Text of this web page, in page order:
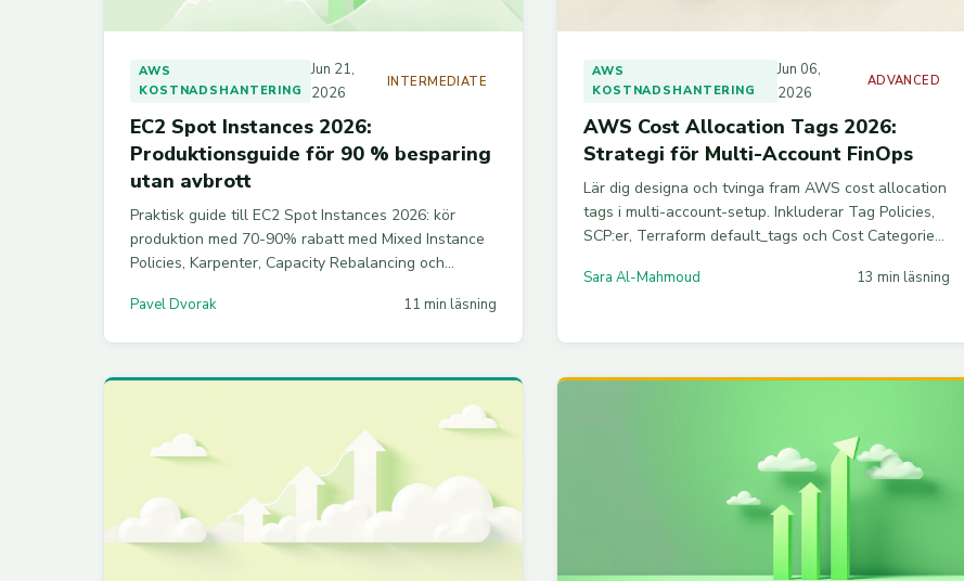
AWS
KOSTNADSHANTERING
Jun 21,
2026
INTERMEDIATE
EC2 Spot Instances 2026:
Produktionsguide för 90 % besparing
utan avbrott
Praktisk guide till EC2 Spot Instances 2026: kör
produktion med 70-90% rabatt med Mixed Instance
Policies, Karpenter, Capacity Rebalancing och
Pavel Dvorak 11 min läsning
AWS
KOSTNADSHANTERING
Jun 06,
2026
ADVANCED
AWS Cost Allocation Tags 2026:
Strategi för Multi-Account FinOps
Lär dig designa och tvinga fram AWS cost allocation
tags i multi-account-setup. Inkluderar Tag Policies,
SCP:er, Terraform default_tags och Cost Categories
Sara Al-Mahmoud 13 min läsning